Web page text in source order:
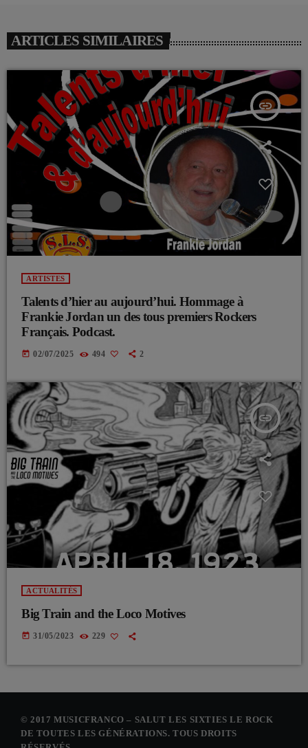
ARTICLES SIMILAIRES
insert_link
ARTISTES
Talents d’hier au aujourd’hui. Hommage à
Frankie Jordan un des tous premiers Rockers
Français. Podcast.
today 02/07/2025 494 2
insert_link
ACTUALITÉS
Big Train and the Loco Motives
today 31/05/2023 229
© 2017 MUSICFRANCO – SALUT LES SIXTIES LE ROCK
DE TOUTES LES GÉNÉRATIONS. TOUS DROITS